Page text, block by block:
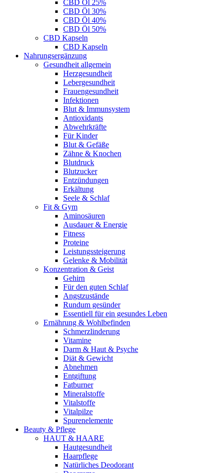
CBD Öl 25%
CBD Öl 30%
CBD Öl 40%
CBD Öl 50%
CBD Kapseln
CBD Kapseln
Nahrungsergänzung
Gesundheit allgemein
Herzgesundheit
Lebergesundheit
Frauengesundheit
Infektionen
Blut & Immunsystem
Antioxidants
Abwehrkräfte
Für Kinder
Blut & Gefäße
Zähne & Knochen
Blutdruck
Blutzucker
Entzündungen
Erkältung
Seele & Schlaf
Fit & Gym
Aminosäuren
Ausdauer & Energie
Fitness
Proteine
Leistungssteigerung
Gelenke & Mobilität
Konzentration & Geist
Gehirn
Für den guten Schlaf
Angstzustände
Rundum gesünder
Essentiell für ein gesundes Leben
Ernährung & Wohlbefinden
Schmerzlinderung
Vitamine
Darm & Haut & Psyche
Diät & Gewicht
Abnehmen
Entgiftung
Fatburner
Mineralstoffe
Vitalstoffe
Vitalpilze
Spurenelemente
Beauty & Pflege
HAUT & HAARE
Hautgesundheit
Haarpflege
Natürliches Deodorant